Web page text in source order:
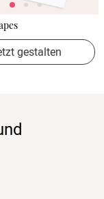
gestalten